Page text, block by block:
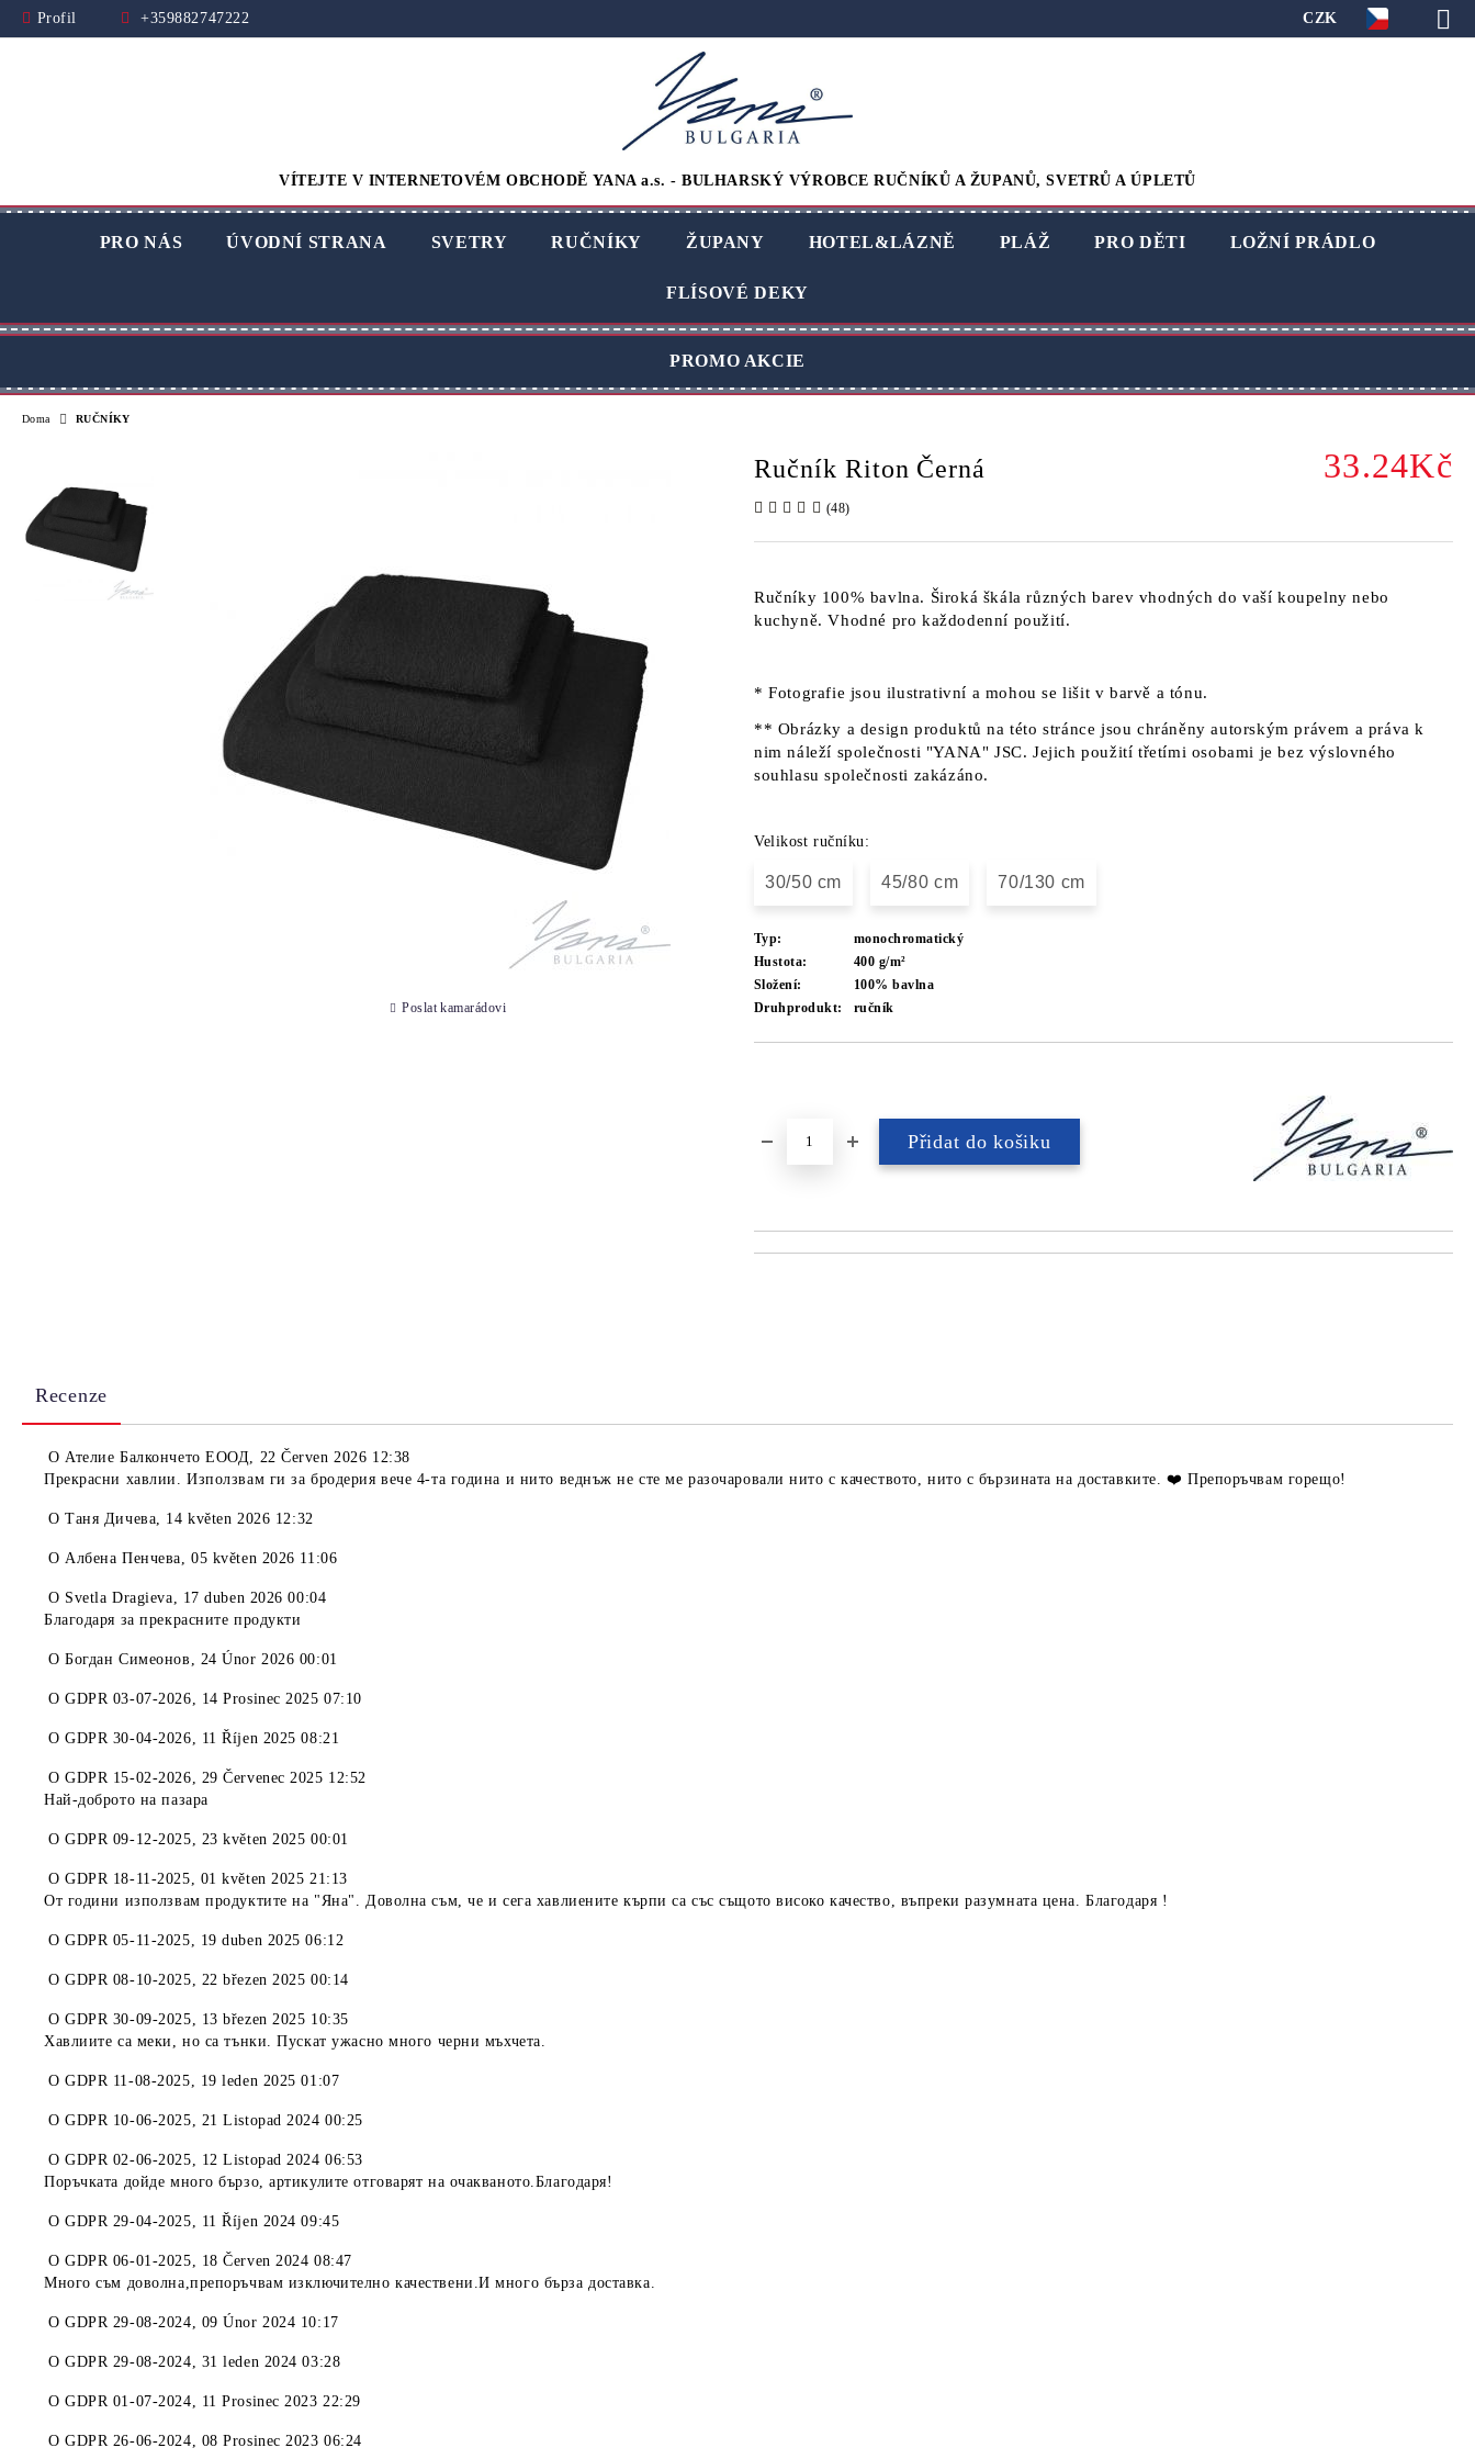
Profil +359882747222 CZK
VÍTEJTE V INTERNETOVÉM OBCHODĚ YANA a.s. - BULHARSKÝ VÝROBCE RUČNÍKŮ A ŽUPANŮ, SVETRŮ A ÚPLETŮ
PRO NÁS ÚVODNÍ STRANA SVETRY RUČNÍKY ŽUPANY HOTEL&LÁZNĚ PLÁŽ PRO DĚTI LOŽNÍ PRÁDLO
FLÍSOVÉ DEKY
PROMO AKCIE
Doma RUČNÍKY
Ručník Riton Černá 33.24Kč
(48)
Ručníky 100% bavlna. Široká škála různých barev vhodných do vaší koupelny nebo
kuchyně. Vhodné pro každodenní použití.
* Fotografie jsou ilustrativní a mohou se lišit v barvě a tónu.
** Obrázky a design produktů na této stránce jsou chráněny autorským právem a práva k
nim náleží společnosti "YANA" JSC. Jejich použití třetími osobami je bez výslovného
souhlasu společnosti zakázáno.
Velikost ručníku:
30/50 cm 45/80 cm 70/130 cm
Typ:
monochromatický
Hustota:
400 g/m²
Složení:
100% bavlna
Druhprodukt:
ručník
Poslat kamarádovi
Recenze
OАтелие Балкончето ЕООД, 22 Červen 2026 12:38
Прекрасни хавлии. Използвам ги за бродерия вече 4-та година и нито веднъж не сте ме разочаровали нито с качеството, нито с бързината на доставките. ❤️ Препоръчвам горещо!
OТаня Дичева, 14 květen 2026 12:32
OАлбена Пенчева,05 květen 2026 11:06
O Svetla Dragieva, 17 duben 2026 00:04
Благодаря за прекрасните продукти
OБогдан Симеонов , 24 Únor 2026 00:01
OGDPR 03-07-2026, 14 Prosinec 2025 07:10
OGDPR 30-04-2026, 11 Říjen 2025 08:21
OGDPR 15-02-2026, 29 Červenec 2025 12:52
Най-доброто на пазара
OGDPR 09-12-2025, 23 květen 2025 00:01
OGDPR 18-11-2025, 01 květen 2025 21:13
От години използвам продуктите на "Яна". Доволна съм, че и сега хавлиените кърпи са със същото високо качество, въпреки разумната цена. Благодаря !
OGDPR 05-11-2025, 19 duben 2025 06:12
OGDPR 08-10-2025, 22 březen 2025 00:14
OGDPR 30-09-2025, 13 březen 2025 10:35
Хавлиите са меки, но са тънки. Пускат ужасно много черни мъхчета.
OGDPR 11-08-2025, 19 leden 2025 01:07
OGDPR 10-06-2025, 21 Listopad 2024 00:25
OGDPR 02-06-2025, 12 Listopad 2024 06:53
Поръчката дойде много бързо, артикулите отговарят на очакваното.Благодаря!
OGDPR 29-04-2025, 11 Říjen 2024 09:45
OGDPR 06-01-2025, 18 Červen 2024 08:47
Много съм доволна,препоръчвам изключително качествени.И много бърза доставка.
OGDPR 29-08-2024, 09 Únor 2024 10:17
OGDPR 29-08-2024, 31 leden 2024 03:28
OGDPR 01-07-2024, 11 Prosinec 2023 22:29
OGDPR 26-06-2024, 08 Prosinec 2023 06:24